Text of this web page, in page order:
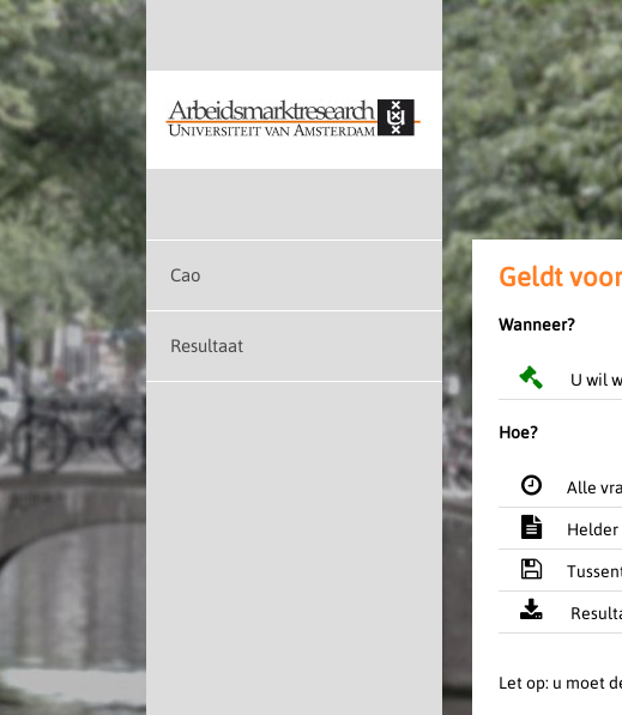
Cao
Resultaat
Geldt
Wanneer?
U wil
Hoe?
Alle
Let op: u moet